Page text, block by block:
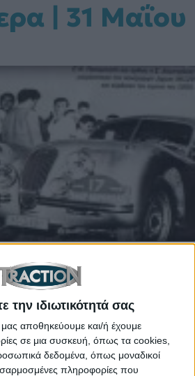
την ιδιωτικότητά σας
μας αποθηκεύουμε και/ή έχουμε
σε μια συσκευή, όπως τα cookies,
δεδομένα, όπως μοναδικοί
πληροφορίες που
| 31 Μαΐου
,Traction Anniversaries
,Βωβός-Στεφανής
,Ράλι Ακρόπολις
1995
Σπύρος
οι πρώτοι νικητές του